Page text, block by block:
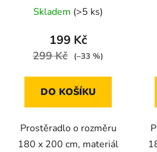
Skladem (>5 ks)
199 Kč
299 Kč (–33 %)
DO KOŠÍKU
Prostěradlo o rozměru
180 x 200 cm, materiál